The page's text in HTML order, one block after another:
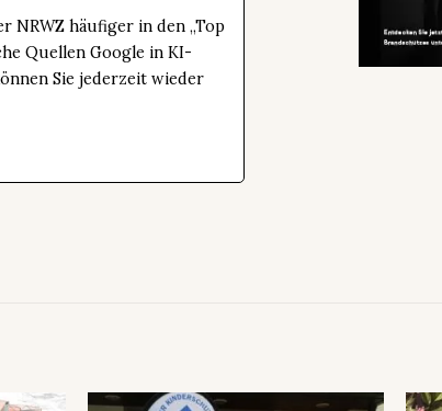
NRWZ häufiger in den „Top
Quellen Google in KI-
Sie jederzeit wieder